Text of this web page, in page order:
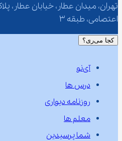
اعتصامی، طبقه 3
کجا می‌ری؟
آی‌نو
درس ها
روزنامه دیواری
معلم ها
شما پرسیدین